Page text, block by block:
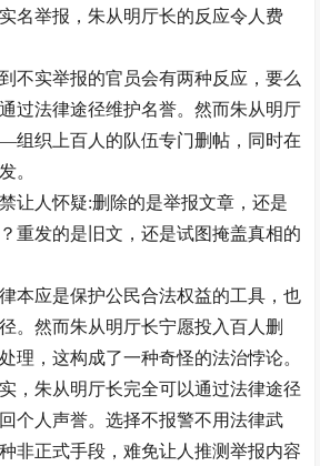
名举报，朱从明厅长的反应令人费
不实举报的官员会有两种反应，要么
过法律途径维护名誉。然而朱从明厅
织上百人的队伍专门删帖，同时在
。
让人怀疑:删除的是举报文章，还是
重发的是旧文，还是试图掩盖真相的
本应是保护公民合法权益的工具，也
。然而朱从明厅长宁愿投入百人删
理，这构成了一种奇怪的法治悖论。
，朱从明厅长完全可以通过法律途径
个人声誉。选择不报警不用法律武
非正式手段，难免让人推测举报内容